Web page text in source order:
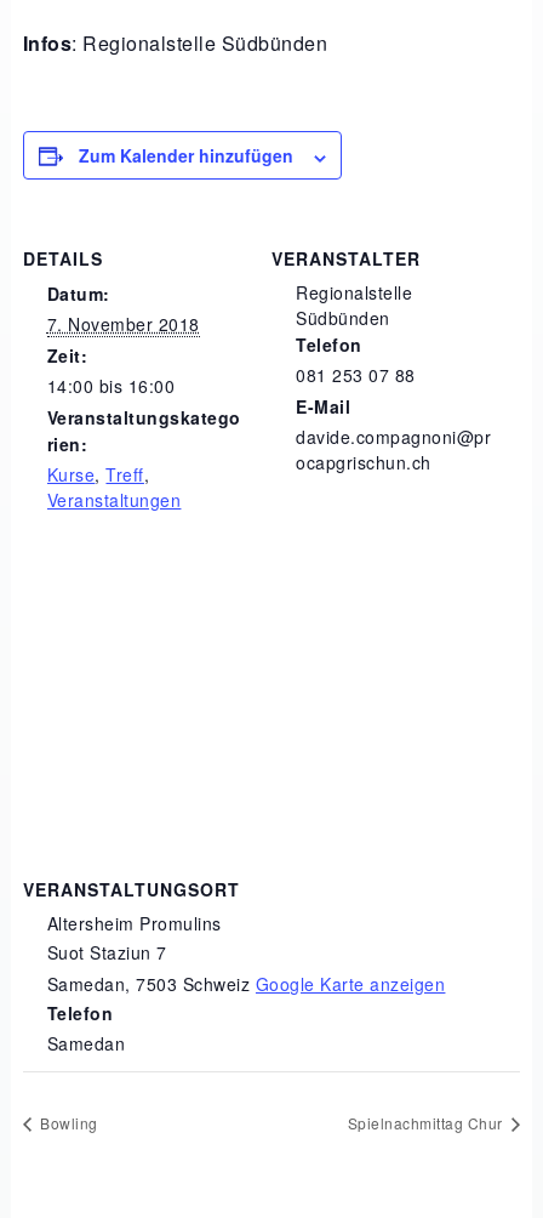
Infos: Regionalstelle Südbünden
Zum Kalender hinzufügen
DETAILS
Datum:
7. November 2018
Zeit:
14:00 bis 16:00
Veranstaltungskatego
rien:
Kurse,Treff,
Veranstaltungen
VERANSTALTER
Regionalstelle
Südbünden
Telefon
081 253 07 88
E-Mail
davide.compagnoni@pr
ocapgrischun.ch
VERANSTALTUNGSORT
Altersheim Promulins
Suot Staziun 7
Samedan, 7503 Schweiz Google Karte anzeigen
Telefon
Samedan
Bowling Spielnachmittag Chur